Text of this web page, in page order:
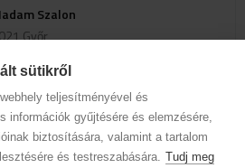
sütikről
teljesítményével és
információk gyűjtésére és elemzésére,
biztosítására, valamint a tartalom
és testreszabására. Tudj meg
view_profile
zobraziť termíny pre
Szalon
Győr